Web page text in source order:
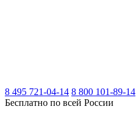
8 495 721-04-14 8 800 101-89-14
Бесплатно по всей России